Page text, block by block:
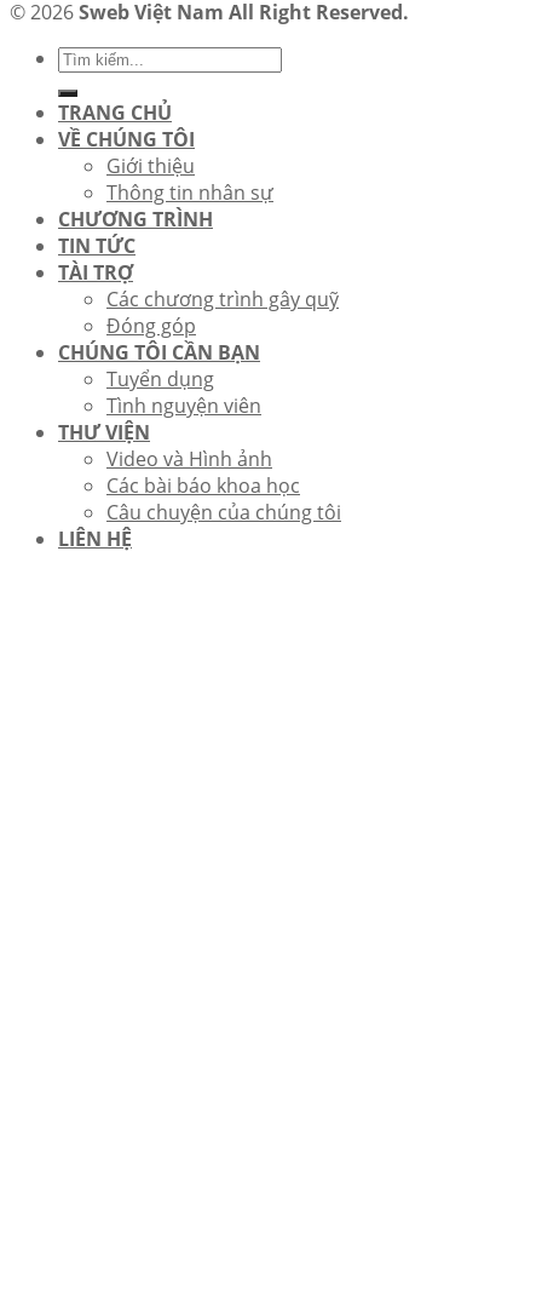
© 2026Sweb Việt Nam All Right Reserved.
TRANG CHỦ
VỀ CHÚNG TÔI
Giới thiệu
Thông tin nhân sự
CHƯƠNG TRÌNH
TIN TỨC
TÀI TRỢ
Các chương trình gây quỹ
Đóng góp
CHÚNG TÔI CẦN BẠN
Tuyển dụng
Tình nguyện viên
THƯ VIỆN
Video và Hình ảnh
Các bài báo khoa học
Câu chuyện của chúng tôi
LIÊN HỆ